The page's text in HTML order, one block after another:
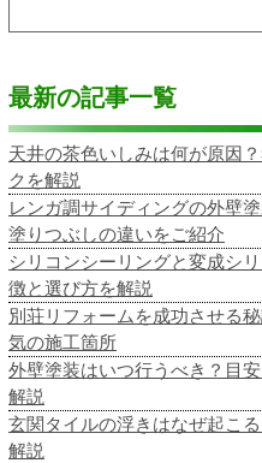
最新の記事一覧
天井の茶色いしみは何が原因
クを解説
レンガ調サイディングの外壁
塗りつぶしの違いをご紹介
シリコンシーリングと変成シ
徴と選び方を解説
別荘リフォームを成功させる
気の施工箇所
外壁塗装はいつ行うべき？目
解説
玄関タイルの浮きはなぜ起こ
解説